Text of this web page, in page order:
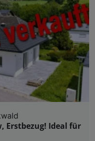
Erstbezug! Ideal für